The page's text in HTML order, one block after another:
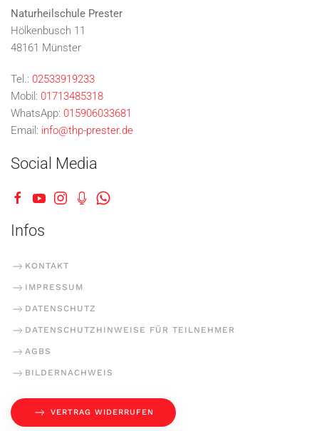
Naturheilschule Prester
Hölkenbusch 11
48161 Münster
Tel.: 02533919233
Mobil: 01713485318
WhatsApp: 015906033681
Email: info@thp-prester.de
Social Media
Infos
KONTAKT
IMPRESSUM
DATENSCHUTZ
DATENSCHUTZHINWEISE FÜR TEILNEHMER
AGBS
BILDERNACHWEIS
VERTRAG WIDERRUFEN